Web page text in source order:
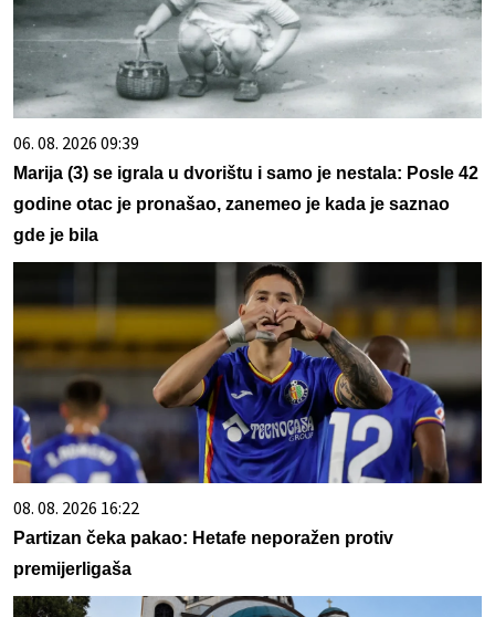
06. 08. 2026 09:39
Marija (3) se igrala u dvorištu i samo je nestala: Posle 42
godine otac je pronašao, zanemeo je kada je saznao
gde je bila
08. 08. 2026 16:22
Partizan čeka pakao: Hetafe neporažen protiv
premijerligaša